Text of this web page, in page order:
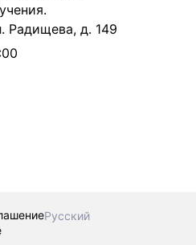
Радищева, д. 149
Русский